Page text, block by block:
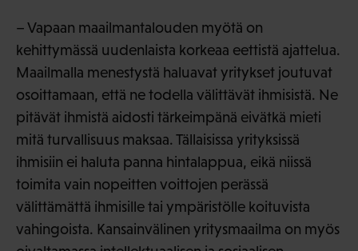
– Vapaan maailmantalouden myötä on
kehittymässä uudenlaista korkeaa eettistä ajattelua.
Maailmalla menestystä haluavat yritykset joutuvat
osoittamaan, että ne todella välittävät ihmisistä. Ne
pitävät ihmistä aidosti tärkeimpänä eivätkä mieti
mitä turvallisuus maksaa. Tällaisissa yrityksissä
ihmisiin ei haluta panna hintalappua, eikä niissä
toimita vain nopeitten voittojen perässä
välittämättä ihmisille tai ympäristölle koituvista
vahingoista. Kansainvälinen yritysmaailma on myös